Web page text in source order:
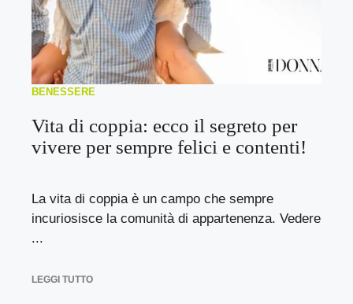
BENESSERE
Vita di coppia: ecco il segreto per
vivere per sempre felici e contenti!
La vita di coppia è un campo che sempre
incuriosisce la comunità di appartenenza. Vedere
...
LEGGI TUTTO